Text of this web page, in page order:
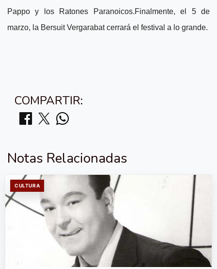
Pappo y los Ratones Paranoicos.Finalmente, el 5 de
marzo, la Bersuit Vergarabat cerrará el festival a lo grande.
COMPARTIR:
Notas Relacionadas
CULTURA